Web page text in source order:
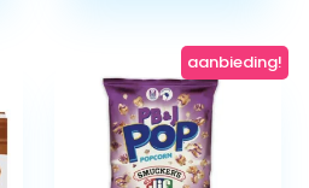
aanbieding!